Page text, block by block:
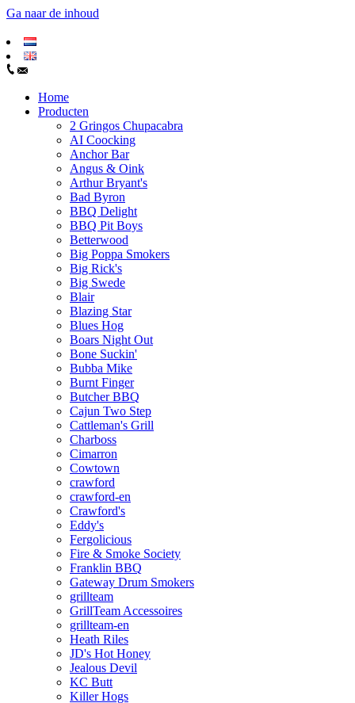
Ga naar de inhoud
Home
Producten
2 Gringos Chupacabra
AI Coocking
Anchor Bar
Angus & Oink
Arthur Bryant's
Bad Byron
BBQ Delight
BBQ Pit Boys
Betterwood
Big Poppa Smokers
Big Rick's
Big Swede
Blair
Blazing Star
Blues Hog
Boars Night Out
Bone Suckin'
Bubba Mike
Burnt Finger
Butcher BBQ
Cajun Two Step
Cattleman's Grill
Charboss
Cimarron
Cowtown
crawford
crawford-en
Crawford's
Eddy's
Fergolicious
Fire & Smoke Society
Franklin BBQ
Gateway Drum Smokers
grillteam
GrillTeam Accessoires
grillteam-en
Heath Riles
JD's Hot Honey
Jealous Devil
KC Butt
Killer Hogs